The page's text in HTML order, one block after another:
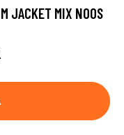
JACKET MIX NOOS